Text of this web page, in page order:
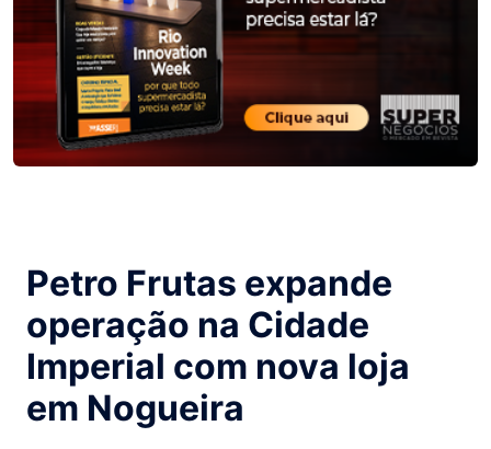
Petro Frutas expande
operação na Cidade
Imperial com nova loja
em Nogueira